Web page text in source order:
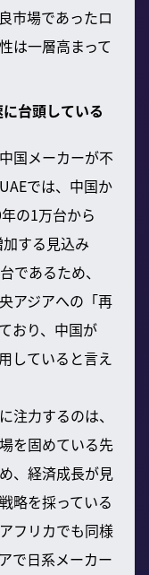
市場であったロ
は一層高まって
台頭している
国メーカーが不
では、中国か
の1万台から
する見込み
であるため、
アジアへの「再
おり、中国が
していると言え
注力するのは、
を固めている先
、経済成長が見
略を採っている
フリカでも同様
で日系メーカー